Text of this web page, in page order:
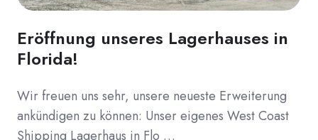
Eröffnung unseres Lagerhauses in
Florida!
Wir freuen uns sehr, unsere neueste Erweiterung
ankündigen zu können: Unser eigenes West Coast
Shipping Lagerhaus in Flo …